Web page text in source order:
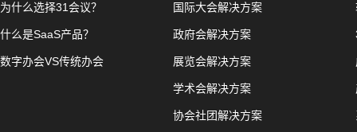
为什么选择31会议？
什么是SaaS产品？
数字办会VS传统办会
国际大会解决方案
政府会解决方案
展览会解决方案
学术会解决方案
协会社团解决方案